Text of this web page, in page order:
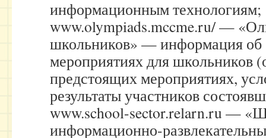
информационным технологиям;
www.olympiads.mccme.ru/ —
школьников» — информация об
мероприятиях для школьников
предстоящих мероприятиях,
результаты участников
www.school-sector.relarn.ru —
информационно-